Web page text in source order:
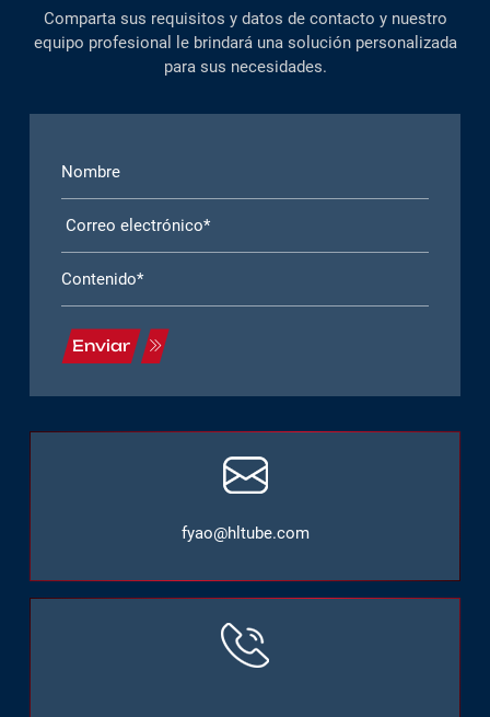
Comparta sus requisitos y datos de contacto y nuestro
equipo profesional le brindará una solución personalizada
para sus necesidades.
Enviar
fyao@hltube.com